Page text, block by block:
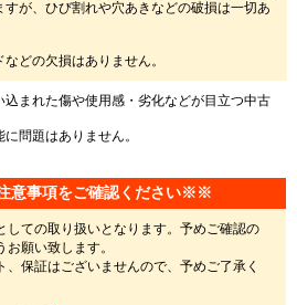
すが、ひび割れや穴あきなどの破損は一切あ
などの欠損はありません。
込まれた傷や使用感・劣化などが目立つ中古
問題はありません。
意事項をご確認ください※※
しての取り扱いとなります。予めご確認の
お願い致します。
保証はございませんので、予めご了承く